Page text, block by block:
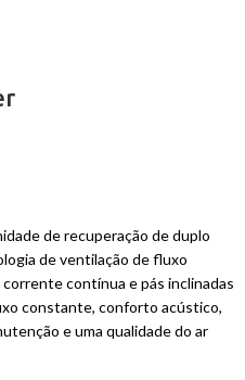
de recuperação de duplo
de ventilação de fluxo
contínua e pás inclinadas
constante, conforto acústico,
e uma qualidade do ar